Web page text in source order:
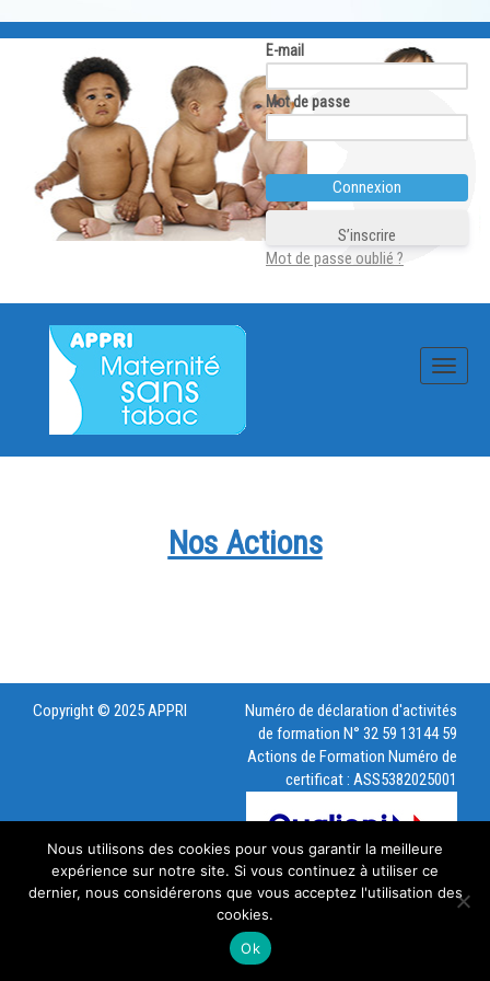
E-mail
Mot de passe
S’inscrire
Mot de passe oublié ?
Toggle
Nos Actions
Copyright © 2025 APPRI
Numéro de déclaration d'activités
de formation N° 32 59 13144 59
Actions de Formation Numéro de
certificat : ASS5382025001
Nous utilisons des cookies pour vous garantir la meilleure
expérience sur notre site. Si vous continuez à utiliser ce
dernier, nous considérerons que vous acceptez l'utilisation des
cookies.
Ok